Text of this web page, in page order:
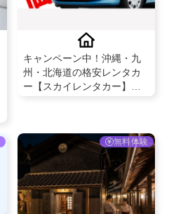
キャンペーン中！沖縄・九
州・北海道の格安レンタカ
ー【スカイレンタカー】予
無料体験